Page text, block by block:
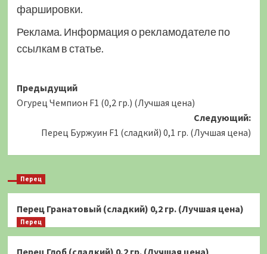
фаршировки.
Реклама. Информация о рекламодателе по
ссылкам в статье.
Навигация
записи
Предыдущий
Огурец Чемпион F1 (0,2 гр.) (Лучшая цена)
Следующий:
Перец Буржуин F1 (сладкий) 0,1 гр. (Лучшая цена)
Перец
Перец Гранатовый (сладкий) 0,2 гр. (Лучшая цена)
Перец